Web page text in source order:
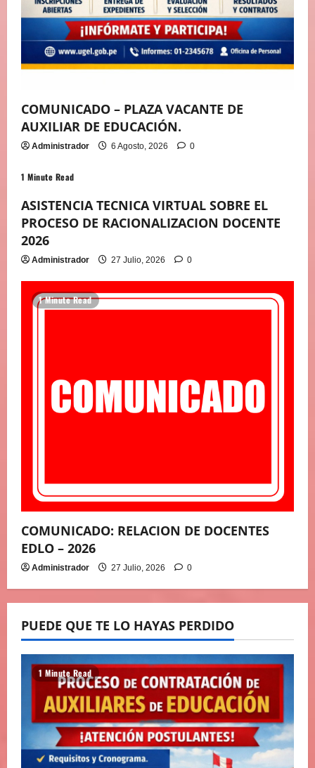
COMUNICADO – PLAZA VACANTE DE
AUXILIAR DE EDUCACIÓN.
Administrador 6 Agosto, 2026 0
1 Minute Read
ASISTENCIA TECNICA VIRTUAL SOBRE EL
PROCESO DE RACIONALIZACION DOCENTE
2026
Administrador 27 Julio, 2026 0
1 Minute Read
COMUNICADO: RELACION DE DOCENTES
EDLO – 2026
Administrador 27 Julio, 2026 0
PUEDE QUE TE LO HAYAS PERDIDO
1 Minute Read